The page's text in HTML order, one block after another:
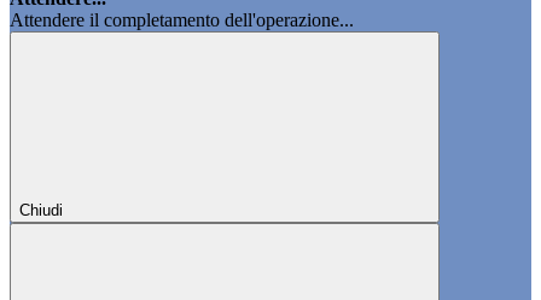
Attendere il completamento dell'operazione...
Chiudi